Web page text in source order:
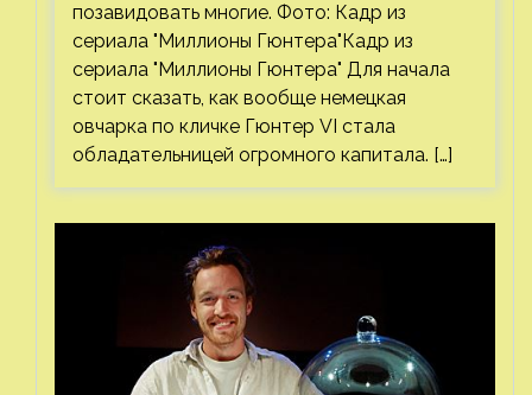
позавидовать многие. Фото: Кадр из
сериала "Миллионы Гюнтера"Кадр из
сериала "Миллионы Гюнтера" Для начала
стоит сказать, как вообще немецкая
овчарка по кличке Гюнтер VI стала
обладательницей огромного капитала. […]